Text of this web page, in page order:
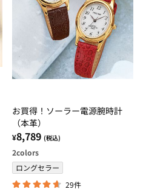
お買得！ソーラー電源腕時計
（本革）
¥8,789 (税込)
2colors
ロングセラー
29件